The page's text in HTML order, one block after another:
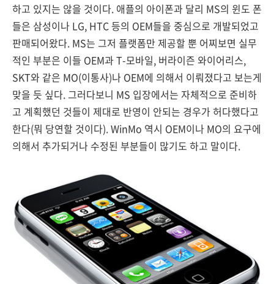
하고 있지는 않을 것이다. 애플의 아이폰과 달리 MS의 윈도 폰
들은 삼성이나 LG, HTC 등의 OEM들을 중심으로 개발되었고
판매되어왔다. MS는 그저 플랫폼만 제공할 뿐 어찌보면 실무
적인 부분은 이들 OEM과 T-모바일, 버라이즌 와이어리스,
SKT와 같은 MO(이통사)나 OEM에 의해서 이뤄졌다고 보는게
맞을 듯 싶다. 그러다보니 MS 입장에서는 자체적으로 준비하
고 계획했던 것들이 제대로 반영이 안되는 경우가 허다했다고
한다(뭐 당연할 것이다). WinMo 역시 OEM이나 MO의 요구에
의해서 추가되거나 수정된 부분들이 많기도 하고 말이다.